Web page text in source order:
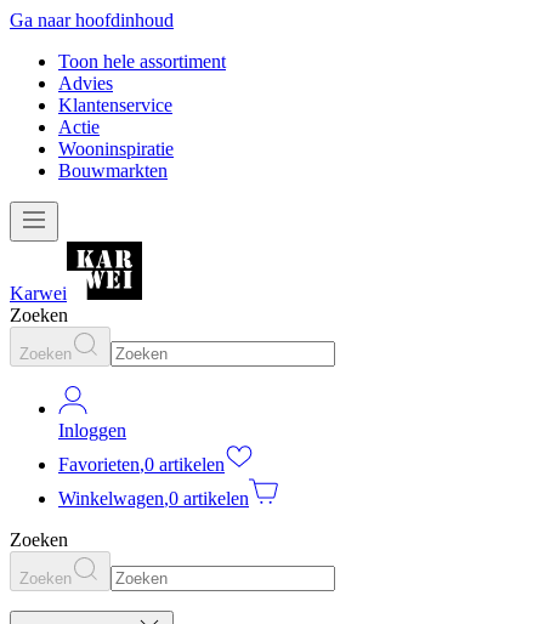
Ga naar hoofdinhoud
Toon hele assortiment
Advies
Klantenservice
Actie
Wooninspiratie
Bouwmarkten
Karwei
Zoeken
Zoeken
Inloggen
Favorieten,0 artikelen
Winkelwagen,0 artikelen
Zoeken
Zoeken